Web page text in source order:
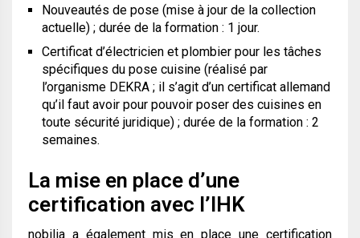
Nouveautés de pose (mise à jour de la collection
actuelle) ; durée de la formation : 1 jour.
Certificat d’électricien et plombier pour les tâches
spécifiques du pose cuisine (réalisé par
l’organisme DEKRA ; il s’agit d’un certificat allemand
qu’il faut avoir pour pouvoir poser des cuisines en
toute sécurité juridique) ; durée de la formation : 2
semaines.
La mise en place d’une
certification avec l’IHK
nobilia a également mis en place une certification